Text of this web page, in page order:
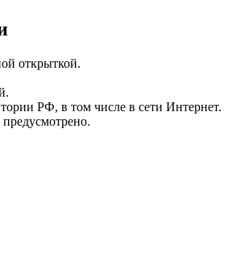
открыткой.
РФ, в том числе в сети Интернет.